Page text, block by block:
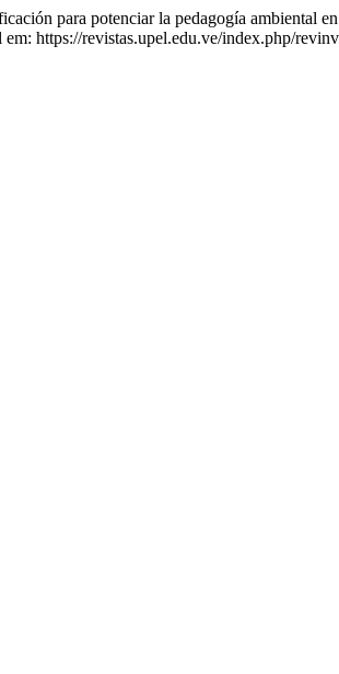
para potenciar la pedagogía ambiental en
https://revistas.upel.edu.ve/index.php/